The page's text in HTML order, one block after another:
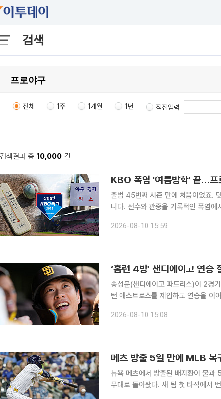
검색
전체 1주 1개월 1년 직접입력
검색결과 총 10,000 건
KBO 폭염 '여름방학' 끝…프
출범 45번째 시즌 만에 처음이었죠.
니다. 선수와 관중을 기록적인 폭염에서 보호하기 위한 사상 첫 리그 전면 중단이었는데요. 경기는
일 이후 새로 편성해야 할 경기는 리
2026-08-10 15:59
‘홈런 4방’ 샌디에이고 연
송성문(샌디에이고 파드리스)이 2경
턴 애스트로스를 제압하고 연승을 이어갔다. 샌디에이고는 10일(한국시간) 미국 캘
승리했다. 초반 주도권은 휴스
2026-08-10 15:08
메츠 방출 5일 만에 MLB
뉴욕 메츠에서 방출된 배지환이 불과
무대로 돌아왔다. 새 팀 첫 타석에서